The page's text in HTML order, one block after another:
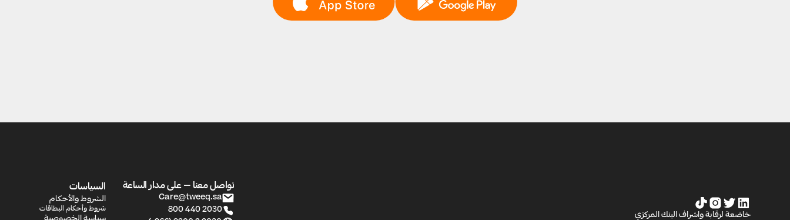
خاضعة لرقابة واشراف البنك المركزي
تواصل معنا — على مدار الساعة
Care@tweeq.sa
800 440 2030
السياسات
الشروط والأحكام
شروط وأحكام البطاقات